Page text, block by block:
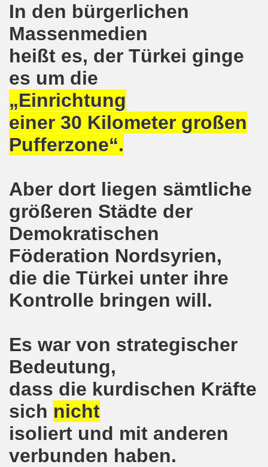
In den bürgerlichen
Massenmedien
heißt es, der Türkei ginge
es um die
„Einrichtung
einer 30 Kilometer großen
Pufferzone“.
Aber dort liegen sämtliche
größeren Städte der
Demokratischen
Föderation Nordsyrien,
die die Türkei unter ihre
Kontrolle bringen will.
Es war von strategischer
Bedeutung,
dass die kurdischen Kräfte
sich nicht
isoliert und mit anderen
verbunden haben.
Bewegung in Gelsenkirchen
Beeindruckender Protest am 17.09.2018
Regierung in Berlin als Teil der Großdemonstration
Bewegung am 17.09.2018 ruft auf zum Protest gegen
Arbeiter und an die kämpfenden Arbeiterinnen bei
in Gelsenkirchen: Eine Erfolgsgeschichte und eine Feier
Bewegung am 13.08.2018 hält weiterhin wie bisher
Bewegung am 06.08.2018 unter dem Motto:
Gelsenkirchener Montagsdemo-Bewegung am
ist mit den streikenden Kolleginnen und mit
- der Kultursaal und das Haus des Widerstands in
und wirklich sehr kreativ: Eine junge Frau ergreift
am 07.07.2018 aktiver Part bei der Düsseldorfer
am 09. Juli 2018 berichtet über NRW-weite
am 18.06.2018 als Warm-Up für die NRW-
ergreift Initiative zur Protestdemonstration am